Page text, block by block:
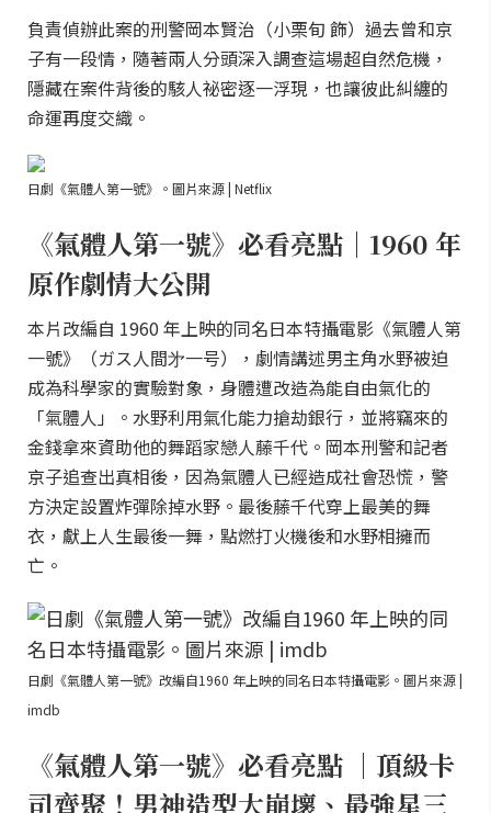
負責偵辦此案的刑警岡本賢治（小栗旬 飾）過去曾和京
子有一段情，隨著兩人分頭深入調查這場超自然危機，
隱藏在案件背後的駭人祕密逐一浮現，也讓彼此糾纏的
命運再度交織。
日劇《氣體人第一號》。圖片來源 | Netflix
《氣體人第一號》必看亮點｜1960 年
原作劇情大公開
本片改編自 1960 年上映的同名日本特攝電影《氣體人第
一號》（ガス人間㐧一号），劇情講述男主角水野被迫
成為科學家的實驗對象，身體遭改造為能自由氣化的
「氣體人」。水野利用氣化能力搶劫銀行，並將竊來的
金錢拿來資助他的舞蹈家戀人藤千代。岡本刑警和記者
京子追查出真相後，因為氣體人已經造成社會恐慌，警
方決定設置炸彈除掉水野。最後藤千代穿上最美的舞
衣，獻上人生最後一舞，點燃打火機後和水野相擁而
亡。
日劇《氣體人第一號》改編自1960 年上映的同名日本特攝電影。圖片來源 |
imdb
《氣體人第一號》必看亮點 ｜頂級卡
司齊聚！男神造型大崩壞、最強星三